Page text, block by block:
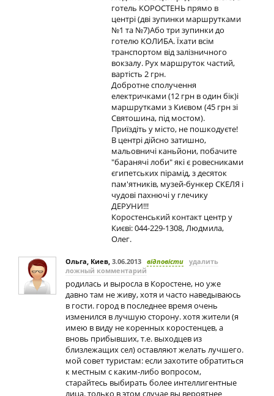
готель КОРОСТЕНЬ прямо в
центрі (дві зупинки маршрутками
№1 та №7)Або три зупинки до
готелю КОЛИБА. Їхати всім
транспортом від залізничного
вокзалу. Рух маршруток частий,
вартість 2 грн.
Добротне сполучення
електричками (12 грн в один бік)і
маршрутками з Києвом (45 грн зі
Святошина, під мостом).
Приїздіть у місто, не пошкодуєте!
В центрі дійсно затишно,
мальовничі каньйони, побачите
"баранячі лоби" які є ровесниками
єгипетських пірамід, з десяток
пам'ятників, музей-бункер СКЕЛЯ і
чудові пахнючі у глечику
ДЕРУНИ!!!
Коростенський контакт центр у
Києві: 044-229-1308, Людмила,
Олег.
Ольга, Киев, 3.06.2013 відповісти удалить
ложный комментарий
родилась и выросла в Коростене, но уже
давно там не живу, хотя и часто наведываюсь
в гости. город в последнее время очень
изменился в лучшую сторону. хотя жители (я
имею в виду не коренных коростенцев, а
вновь прибывших, т.е. выходцев из
близлежащих сел) оставляют желать лучшего.
мой совет туристам: если захотите обратиться
к местным с каким-либо вопросом,
старайтесь выбирать более интеллигентные
лица. только в этом случае вы вероятнее